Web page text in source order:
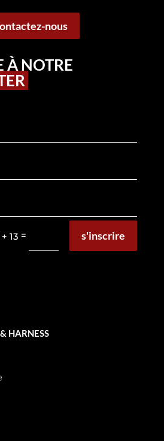
nous
À NOTRE
13 = s'inscrire
HARNESS